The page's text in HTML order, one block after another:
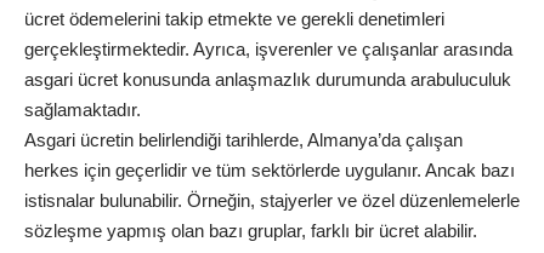
ücret ödemelerini takip etmekte ve gerekli denetimleri
gerçekleştirmektedir. Ayrıca, işverenler ve çalışanlar arasında
asgari ücret konusunda anlaşmazlık durumunda arabuluculuk
sağlamaktadır.
Asgari ücretin belirlendiği tarihlerde, Almanya’da çalışan
herkes için geçerlidir ve tüm sektörlerde uygulanır. Ancak bazı
istisnalar bulunabilir. Örneğin, stajyerler ve özel düzenlemelerle
sözleşme yapmış olan bazı gruplar, farklı bir ücret alabilir.